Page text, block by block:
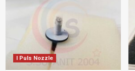
I Puls Nozzle